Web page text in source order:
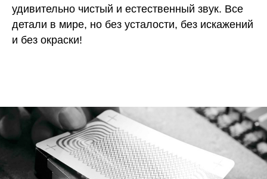
удивительно чистый и естественный звук. Все
детали в мире, но без усталости, без искажений
и без окраски!